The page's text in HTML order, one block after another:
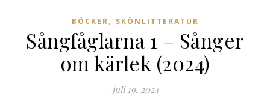
BÖCKER, SKÖNLITTERATUR
Sångfåglarna 1 – Sånger
om kärlek (2024)
juli 19, 2024